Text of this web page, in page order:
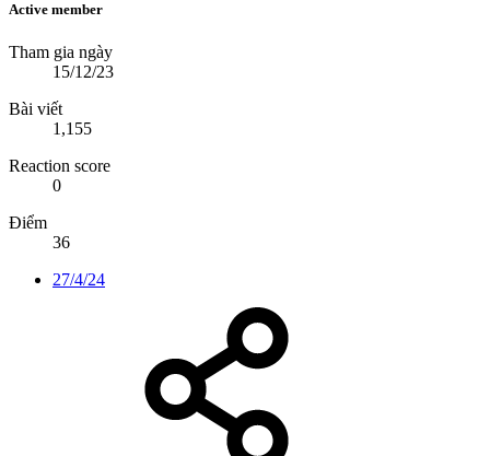
Active member
Tham gia ngày
15/12/23
Bài viết
1,155
Reaction score
0
Điểm
36
27/4/24